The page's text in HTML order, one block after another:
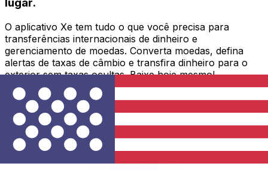
O aplicativo Xe tem tudo o que você precisa para
transferências internacionais de dinheiro e
gerenciamento de moedas. Converta moedas, defina
alertas de taxas de câmbio e transfira dinheiro para o
exterior sem taxas ocultas. Baixe hoje mesmo!